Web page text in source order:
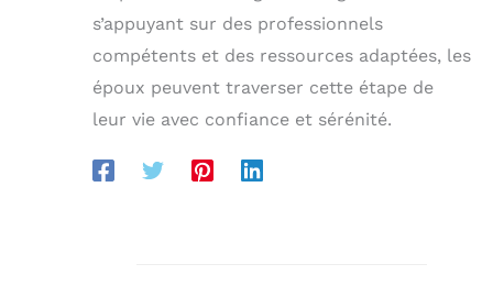
s’appuyant sur des professionnels
compétents et des ressources adaptées, les
époux peuvent traverser cette étape de
leur vie avec confiance et sérénité.